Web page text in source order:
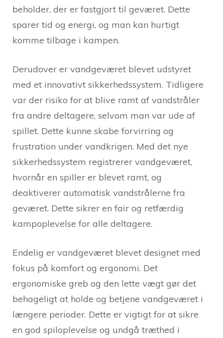
beholder, der er fastgjort til geværet. Dette
sparer tid og energi, og man kan hurtigt
komme tilbage i kampen.
Derudover er vandgeværet blevet udstyret
med et innovativt sikkerhedssystem. Tidligere
var der risiko for at blive ramt af vandstråler
fra andre deltagere, selvom man var ude af
spillet. Dette kunne skabe forvirring og
frustration under vandkrigen. Med det nye
sikkerhedssystem registrerer vandgeværet,
hvornår en spiller er blevet ramt, og
deaktiverer automatisk vandstrålerne fra
geværet. Dette sikrer en fair og retfærdig
kampoplevelse for alle deltagere.
Endelig er vandgeværet blevet designet med
fokus på komfort og ergonomi. Det
ergonomiske greb og den lette vægt gør det
behageligt at holde og betjene vandgeværet i
længere perioder. Dette er vigtigt for at sikre
en god spiloplevelse og undgå træthed i